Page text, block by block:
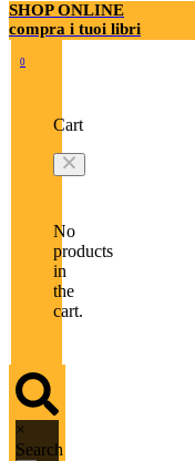
SHOP ONLINE
compra i tuoi libri
0
Cart
No
products
in
the
cart.
×
Search